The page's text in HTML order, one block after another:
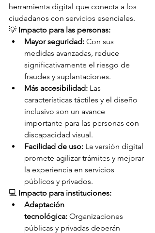
herramienta digital que conecta a los
ciudadanos con servicios esenciales.
💡 Impacto para las personas:
Mayor seguridad: Con sus
medidas avanzadas, reduce
significativamente el riesgo de
fraudes y suplantaciones.
Más accesibilidad: Las
características táctiles y el diseño
inclusivo son un avance
importante para las personas con
discapacidad visual.
Facilidad de uso: La versión digital
promete agilizar trámites y mejorar
la experiencia en servicios
públicos y privados.
💻 Impacto para instituciones:
Adaptación
tecnológica: Organizaciones
públicas y privadas deberán